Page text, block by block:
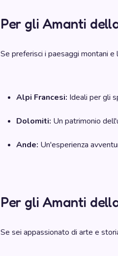
Per gli Amanti
Se preferisci i paesaggi montani e
Alpi Francesi: Ideali per gli
Dolomiti: Un patrimonio
Ande: Un'esperienza
Per gli Amanti
Se sei appassionato di arte e